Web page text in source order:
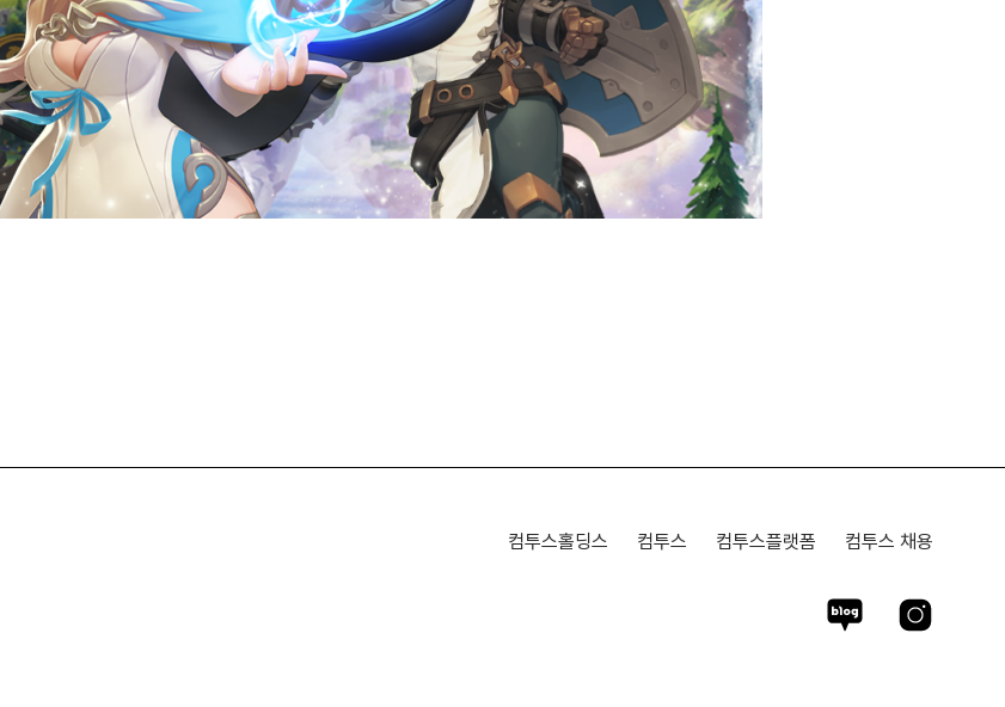
컴투스홀딩스 컴투스 컴투스플랫폼 컴투스 채용